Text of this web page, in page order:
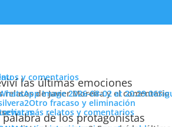
y comentarios
las últimas emociones
relatos de Javier Moreira y el
Otro fracaso y eliminación
más relatos y comentarios
palabra de los protagonistas